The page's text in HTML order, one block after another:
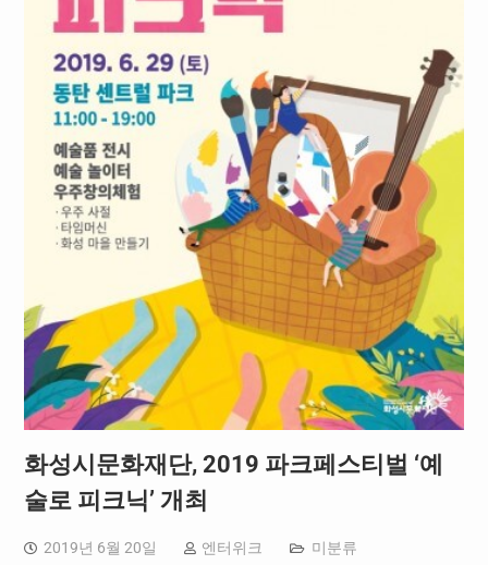
화성시문화재단, 2019 파크페스티벌 ‘예
술로 피크닉’ 개최
2019년 6월 20일 엔터위크 미분류